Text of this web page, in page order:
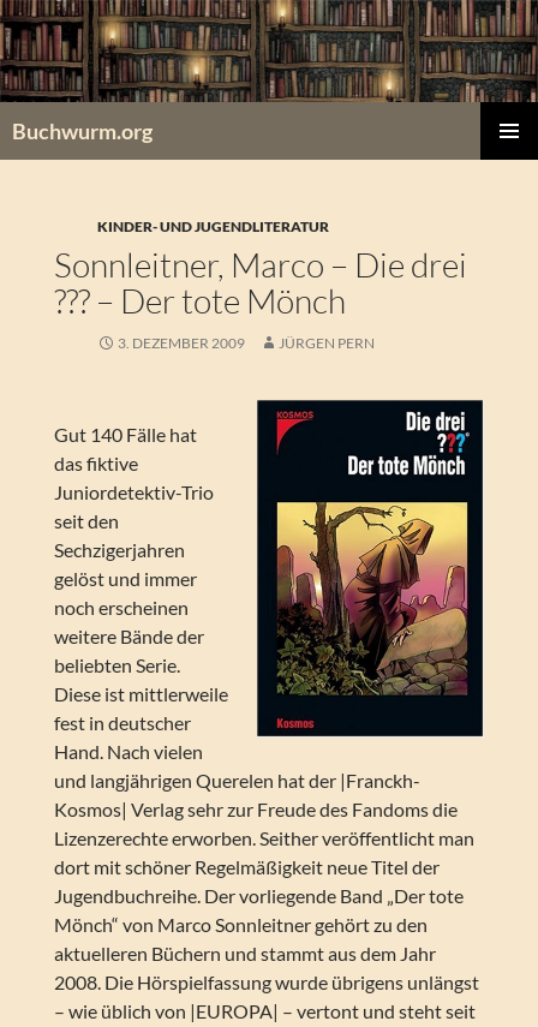
Zum
Inhalt
springen
Buchwurm.org
KINDER- UND JUGENDLITERATUR
Sonnleitner, Marco – Die drei
??? – Der tote Mönch
3. DEZEMBER 2009 JÜRGEN PERN
Gut 140 Fälle hat
das fiktive
Juniordetektiv-Trio
seit den
Sechzigerjahren
gelöst und immer
noch erscheinen
weitere Bände der
beliebten Serie.
Diese ist mittlerweile
fest in deutscher
Hand. Nach vielen
und langjährigen Querelen hat der |Franckh-
Kosmos| Verlag sehr zur Freude des Fandoms die
Lizenzerechte erworben. Seither veröffentlicht man
dort mit schöner Regelmäßigkeit neue Titel der
Jugendbuchreihe. Der vorliegende Band „Der tote
Mönch“ von Marco Sonnleitner gehört zu den
aktuelleren Büchern und stammt aus dem Jahr
2008. Die Hörspielfassung wurde übrigens unlängst
– wie üblich von |EUROPA| – vertont und steht seit